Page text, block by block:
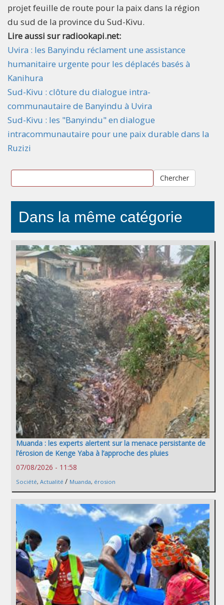
projet feuille de route pour la paix dans la région
du sud de la province du Sud-Kivu.
Lire aussi sur radiookapi.net:
Uvira : les Banyindu réclament une assistance
humanitaire urgente pour les déplacés basés à
Kanihura
Sud-Kivu : clôture du dialogue intra-
communautaire de Banyindu à Uvira
Sud-Kivu : les "Banyindu" en dialogue
intracommunautaire pour une paix durable dans la
Ruzizi
Chercher
Dans la même catégorie
Muanda : les experts alertent sur la menace persistante de
l’érosion de Kenge Yaba à l’approche des pluies
07/08/2026 - 11:58
Société, Actualité / Muanda, érosion